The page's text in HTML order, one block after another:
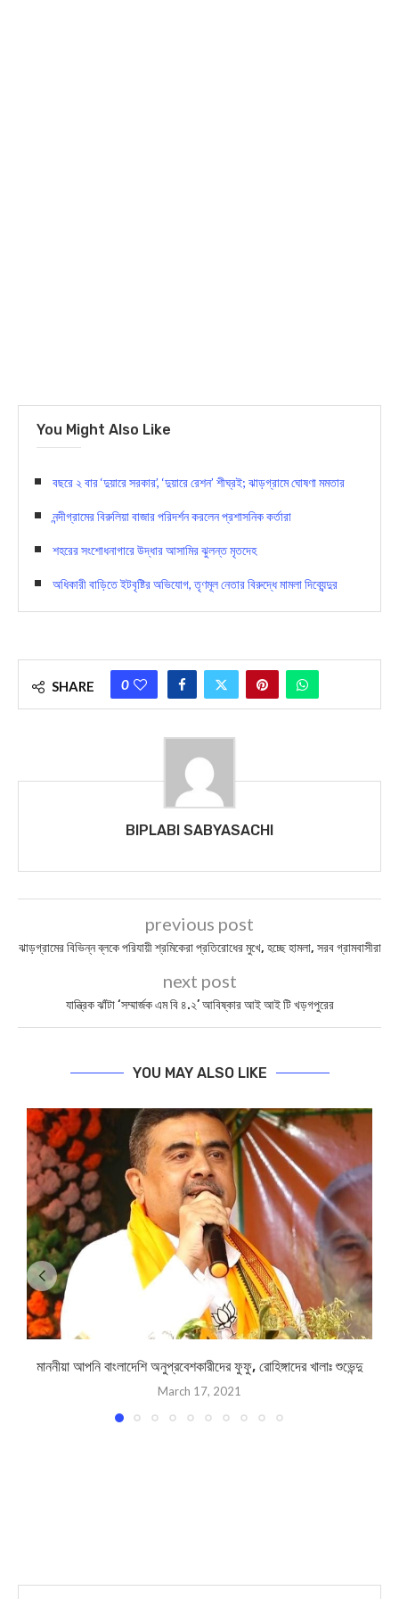
You Might Also Like
বছরে ২ বার ‘দুয়ারে সরকার’, ‘দুয়ারে রেশন’ শীঘ্রই; ঝাড়গ্রামে ঘোষণা মমতার
নন্দীগ্রামের বিরুলিয়া বাজার পরিদর্শন করলেন প্রশাসনিক কর্তারা
শহরের সংশোধনাগারে উদ্ধার আসামির ঝুলন্ত মৃতদেহ
অধিকারী বাড়িতে ইটবৃষ্টির অভিযোগ, তৃণমূল নেতার বিরুদ্ধে মামলা দিব্যেন্দুর
SHARE 0
BIPLABI SABYASACHI
previous post
ঝাড়গ্রামের বিভিন্ন ব্লকে পরিযায়ী শ্রমিকেরা প্রতিরোধের মুখে, হচ্ছে হামলা, সরব গ্রামবাসীরা
next post
যান্ত্রিক ঝাঁটা ‘সম্মার্জক এম বি ৪.২’ আবিষ্কার আই আই টি খড়গপুরের
YOU MAY ALSO LIKE
মাননীয়া আপনি বাংলাদেশি অনুপ্রবেশকারীদের ফুফু, রোহিঙ্গাদের খালাঃ শুভেন্দু
March 17, 2021